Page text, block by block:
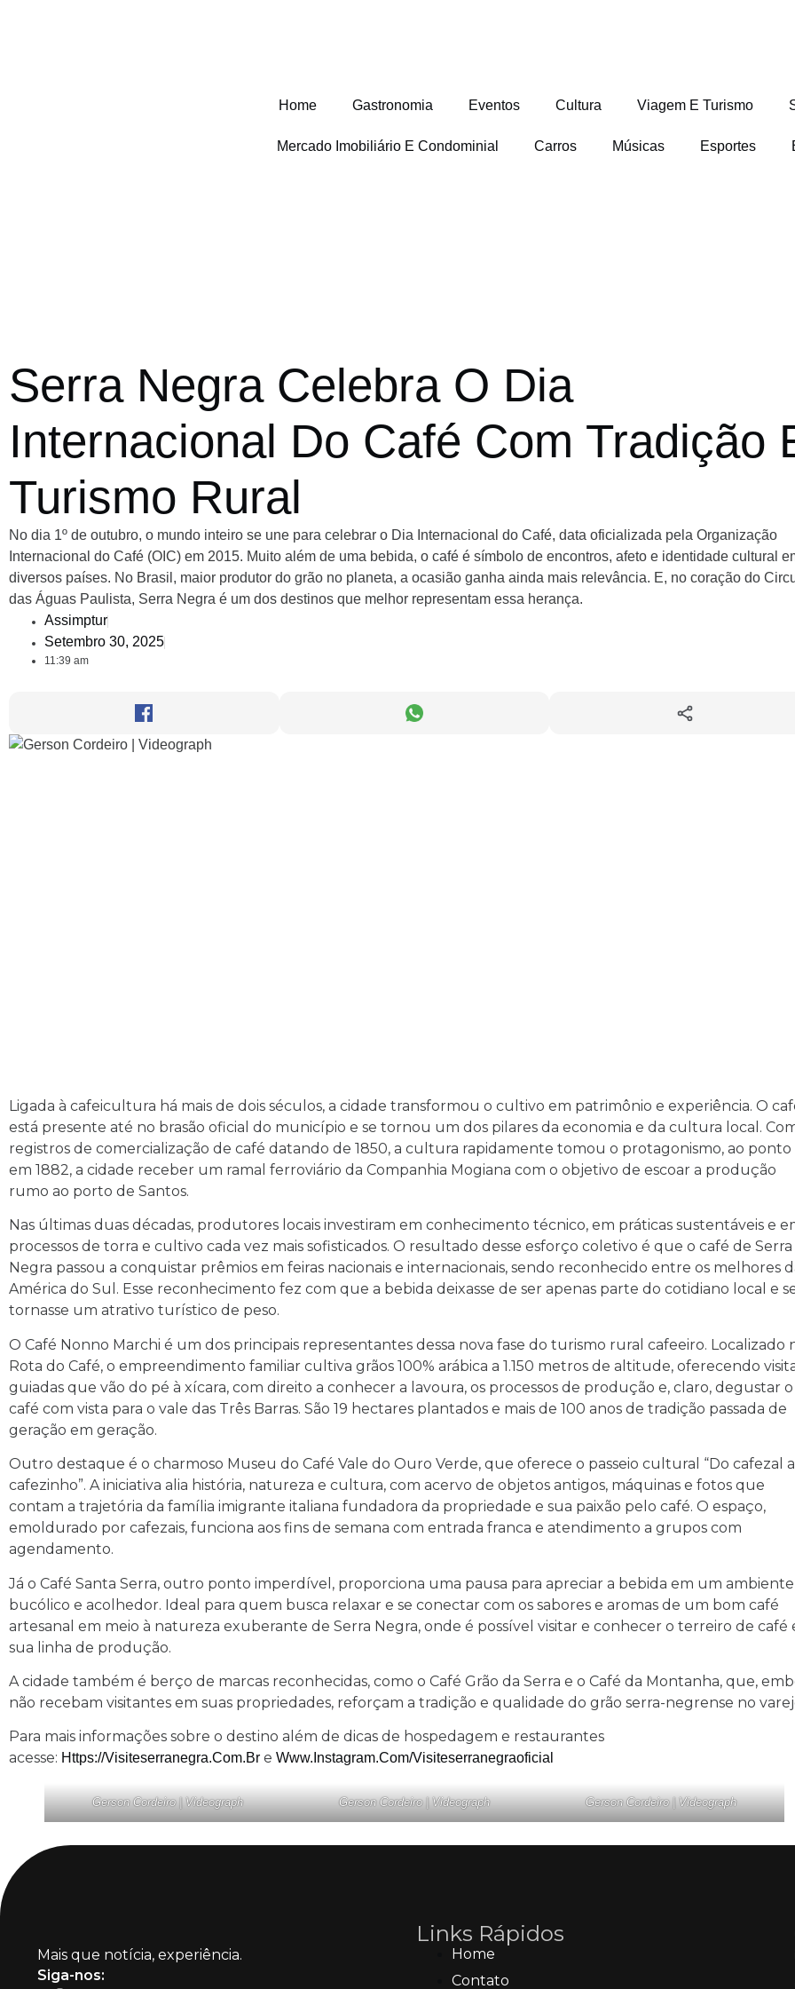
Home Gastronomia Eventos Cultura Viagem E Turismo
Mercado Imobiliário E Condominial Carros Músicas Esportes
Serra Negra Celebra O Dia
Internacional Do Café Com Tradição
Turismo Rural
No dia 1º de outubro, o mundo inteiro se une para celebrar o Dia Internacional do Café, data oficializada pela Organização
Internacional do Café (OIC) em 2015. Muito além de uma bebida, o café é símbolo de encontros, afeto e identidade cultural
diversos países. No Brasil, maior produtor do grão no planeta, a ocasião ganha ainda mais relevância. E, no coração do
das Águas Paulista, Serra Negra é um dos destinos que melhor representam essa herança.
Assimptur
Setembro 30, 2025
11:39 am
Ligada à cafeicultura há mais de dois séculos, a cidade transformou o cultivo em patrimônio e experiência. O
está presente até no brasão oficial do município e se tornou um dos pilares da economia e da cultura local.
registros de comercialização de café datando de 1850, a cultura rapidamente tomou o protagonismo, ao ponto
em 1882, a cidade receber um ramal ferroviário da Companhia Mogiana com o objetivo de escoar a produção
rumo ao porto de Santos.
Nas últimas duas décadas, produtores locais investiram em conhecimento técnico, em práticas sustentáveis e
processos de torra e cultivo cada vez mais sofisticados. O resultado desse esforço coletivo é que o café de Serra
Negra passou a conquistar prêmios em feiras nacionais e internacionais, sendo reconhecido entre os melhores
América do Sul. Esse reconhecimento fez com que a bebida deixasse de ser apenas parte do cotidiano local e
tornasse um atrativo turístico de peso.
O Café Nonno Marchi é um dos principais representantes dessa nova fase do turismo rural cafeeiro. Localizado
Rota do Café, o empreendimento familiar cultiva grãos 100% arábica a 1.150 metros de altitude, oferecendo
guiadas que vão do pé à xícara, com direito a conhecer a lavoura, os processos de produção e, claro, degustar o
café com vista para o vale das Três Barras. São 19 hectares plantados e mais de 100 anos de tradição passada de
geração em geração.
Outro destaque é o charmoso Museu do Café Vale do Ouro Verde, que oferece o passeio cultural “Do cafezal
cafezinho”. A iniciativa alia história, natureza e cultura, com acervo de objetos antigos, máquinas e fotos que
contam a trajetória da família imigrante italiana fundadora da propriedade e sua paixão pelo café. O espaço,
emoldurado por cafezais, funciona aos fins de semana com entrada franca e atendimento a grupos com
agendamento.
Já o Café Santa Serra, outro ponto imperdível, proporciona uma pausa para apreciar a bebida em um ambiente
bucólico e acolhedor. Ideal para quem busca relaxar e se conectar com os sabores e aromas de um bom café
artesanal em meio à natureza exuberante de Serra Negra, onde é possível visitar e conhecer o terreiro de café
sua linha de produção.
A cidade também é berço de marcas reconhecidas, como o Café Grão da Serra e o Café da Montanha, que,
não recebam visitantes em suas propriedades, reforçam a tradição e qualidade do grão serra-negrense no
Para mais informações sobre o destino além de dicas de hospedagem e restaurantes
acesse: Https://visiteserranegra.com.br e Www.instagram.com/visiteserranegraoficial
Gerson Cordeiro | Videograph Gerson Cordeiro | Videograph Gerson Cordeiro | Videograph
Mais que notícia, experiência.
Siga-nos:
Links Rápidos
Home
Contato